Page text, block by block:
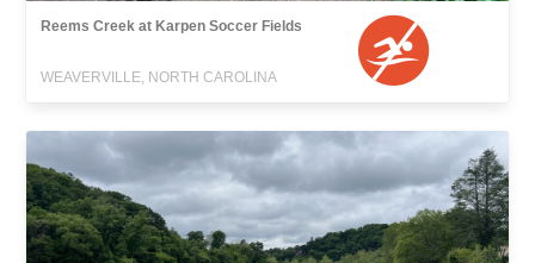
Reems Creek at Karpen Soccer Fields
WEAVERVILLE, NORTH CAROLINA